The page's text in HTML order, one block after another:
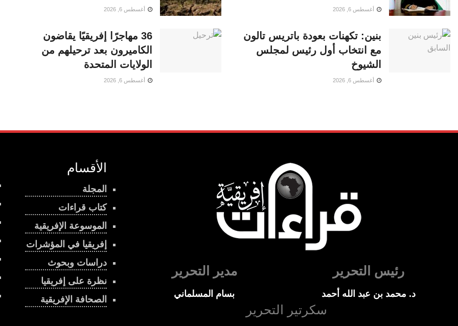
أغسطس 6, 2026 أغسطس 6, 2026
بنين: تكهنات بعودة باتريس تالون
مع انتخاب أول رئيس لمجلس
الشيوخ
أغسطس 6, 2026
36 مهاجرًا إفريقيًا يقاضون
الكاميرون بعد ترحيلهم من
الولايات المتحدة
أغسطس 6, 2026
الأقسام
المجلة
كتاب قراءات
الموسوعة الإفريقية
إفريقيا في المؤشرات
دراسات وبحوث
نظرة على إفريقيا
الصحافة الإفريقية
رئيس التحرير
د. محمد بن عبد الله أحمد
مدير التحرير
بسام المسلماني
سكرتير التحرير